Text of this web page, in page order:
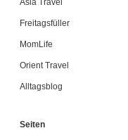
Asia Travel
Freitagsfüller
MomLife
Orient Travel
Alltagsblog
Seiten